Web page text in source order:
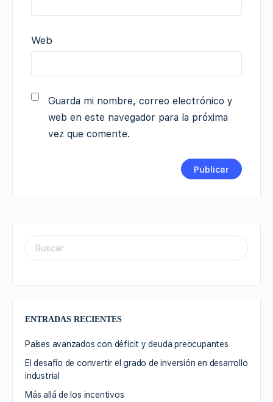
Web
Guarda mi nombre, correo electrónico y
web en este navegador para la próxima
vez que comente.
ENTRADAS RECIENTES
Países avanzados con déficit y deuda preocupantes
El desafío de convertir el grado de inversión en desarrollo
industrial
Más allá de los incentivos